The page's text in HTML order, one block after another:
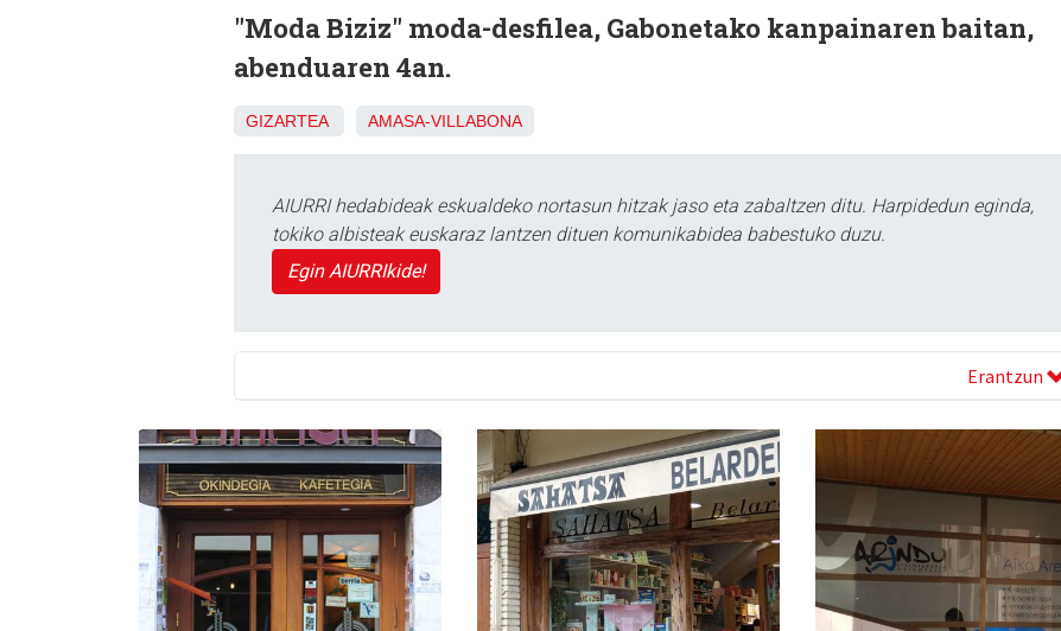
"Moda Biziz" moda-desfilea, Gabonetako kanpainaren baitan,
abenduaren 4an.
GIZARTEA AMASA-VILLABONA
AIURRI hedabideak eskualdeko nortasun hitzak jaso eta zabaltzen ditu. Harpidedun eginda,
tokiko albisteak euskaraz lantzen dituen komunikabidea babestuko duzu.
Egin AIURRIkide!
Erantzun